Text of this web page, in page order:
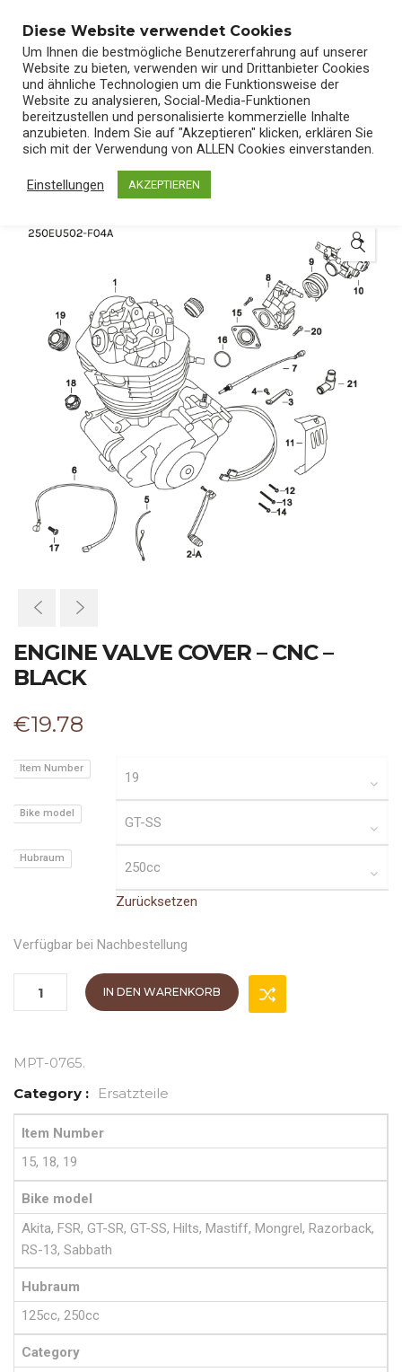
Start/Shop/Ersatzteile
🔍
ENGINE VALVE COVER – CNC –
BLACK
€19.78
Item Number
Bike model
Hubraum
Zurücksetzen
Verfügbar bei Nachbestellung
IN DEN WARENKORB
MPT-0765.
Category :
Ersatzteile
Item Number
15, 18, 19
Bike model
Akita, FSR, GT-SR, GT-SS, Hilts, Mastiff, Mongrel, Razorback,
RS-13, Sabbath
Hubraum
125cc, 250cc
Category
Diese Website verwendet Cookies
Um Ihnen die bestmögliche Benutzererfahrung auf unserer
Website zu bieten, verwenden wir und Drittanbieter Cookies
und ähnliche Technologien um die Funktionsweise der
Website zu analysieren, Social-Media-Funktionen
bereitzustellen und personalisierte kommerzielle Inhalte
anzubieten. Indem Sie auf "Akzeptieren" klicken, erklären Sie
sich mit der Verwendung von ALLEN Cookies einverstanden.
Einstellungen AKZEPTIEREN